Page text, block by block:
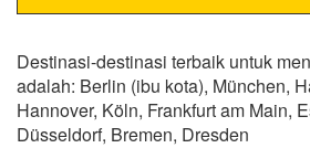
Destinasi-destinasi terbaik untuk
adalah: Berlin (ibu kota), München,
Hannover, Köln, Frankfurt am Main,
Düsseldorf, Bremen, Dresden